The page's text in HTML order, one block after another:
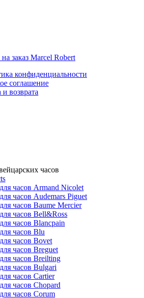
конфиденциальности
соглашение
возврата
часов
часов Armand Nicolet
часов Audemars Piguet
часов Baume Mercier
часов Bell&Ross
часов Blancpain
часов Blu
часов Bovet
часов Breguet
часов Breilting
часов Bulgari
часов Cartier
часов Chopard
часов Corum